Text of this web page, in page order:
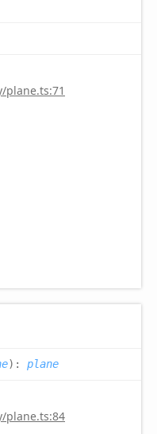
plane.ts:71
) : plane
plane.ts:84